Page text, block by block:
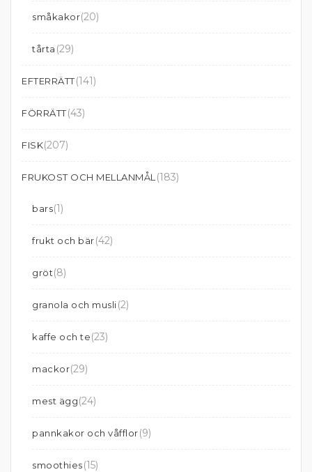
småkakor(20)
tårta (29)
EFTERRÄTT(141)
FÖRRÄTT(43)
FISK(207)
FRUKOST OCH MELLANMÅL (183)
bars(1)
frukt och bär(42)
gröt(8)
granola och musli(2)
kaffe och te(23)
mackor(29)
mest ägg(24)
pannkakor och våfflor(9)
smoothies(15)